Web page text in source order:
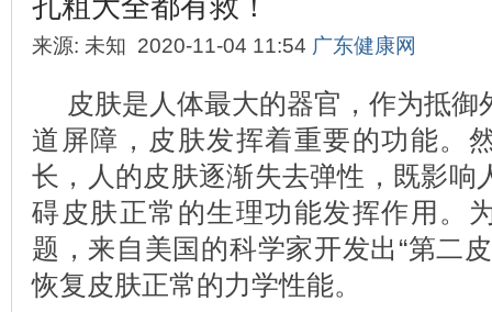
孔粗大全都有救！
来源: 未知 2020-11-04 11:54 广东健康网
皮肤是人体最大的器官，作为抵御
道屏障，皮肤发挥着重要的功能。
长，人的皮肤逐渐失去弹性，既影响
碍皮肤正常的生理功能发挥作用。
题，来自美国的科学家开发出“第二
恢复皮肤正常的力学性能。